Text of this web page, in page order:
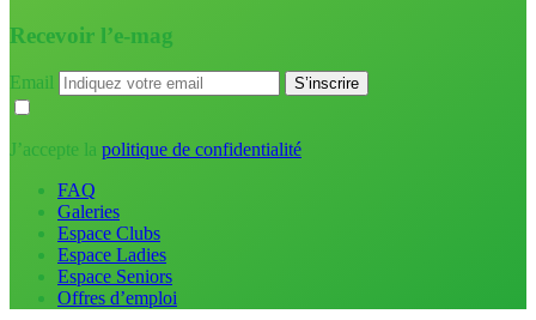
Recevoir l’e-mag
Email
J’accepte la politique de confidentialité
FAQ
Galeries
Espace Clubs
Espace Ladies
Espace Seniors
Offres d’emploi